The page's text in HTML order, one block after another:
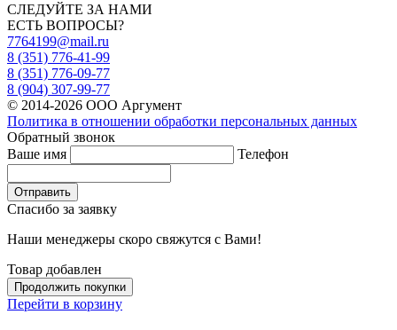
СЛЕДУЙТЕ ЗА НАМИ
ЕСТЬ ВОПРОСЫ?
7764199@mail.ru
8 (351) 776-41-99
8 (351) 776-09-77
8 (904) 307-99-77
© 2014-2026 ООО Аргумент
Политика в отношении обработки персональных данных
Обратный звонок
Ваше имя
Телефон
Отправить
Спасибо за заявку
Наши менеджеры скоро свяжутся с Вами!
Товар добавлен
Продолжить покупки
Перейти в корзину